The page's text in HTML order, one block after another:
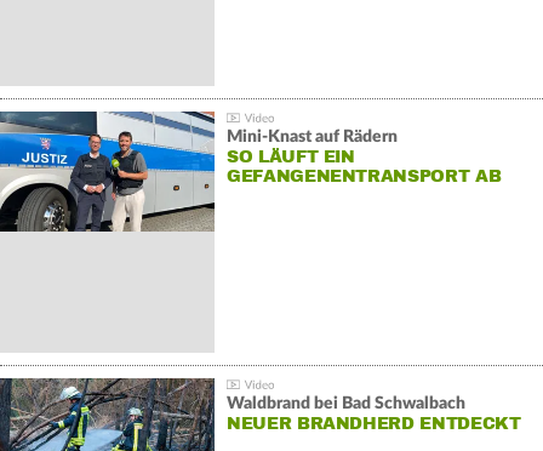
Mini-Knast auf Rädern
SO LÄUFT EIN
GEFANGENENTRANSPORT AB
Waldbrand bei Bad Schwalbach
NEUER BRANDHERD ENTDECKT